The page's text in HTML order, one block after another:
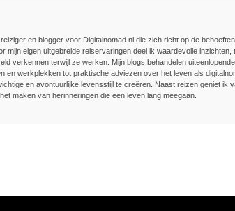
en blogger voor Digitalnomad.nl die zich richt op de
mijn eigen uitgebreide reiservaringen deel ik waardevolle inzichten,
verkennen terwijl ze werken. Mijn blogs behandelen
en werkplekken tot praktische adviezen over het leven als
en avontuurlijke levensstijl te creëren. Naast reizen geniet ik
maken van herinneringen die een leven lang meegaan.